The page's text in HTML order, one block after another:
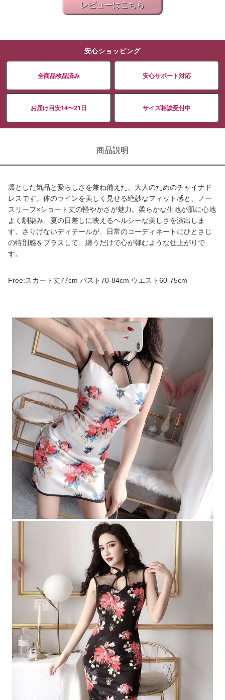
レビューはこちら
安心ショッピング
全商品検品済み 安心サポート対応
お届け目安14〜21日 サイズ相談受付中
商品説明
凛とした気品と愛らしさを兼ね備えた、大人のためのチャイナド
レスです。体のラインを美しく見せる絶妙なフィット感と、ノー
スリーブ×ショート丈の軽やかさが魅力。柔らかな生地が肌に心地
よく馴染み、夏の日差しに映えるヘルシーな美しさを演出しま
す。さりげないディテールが、日常のコーディネートにひとさじ
の特別感をプラスして、纏うだけで心が弾むような仕上がりで
す。
Free:スカート丈77cm バスト70-84cm ウエスト60-75cm